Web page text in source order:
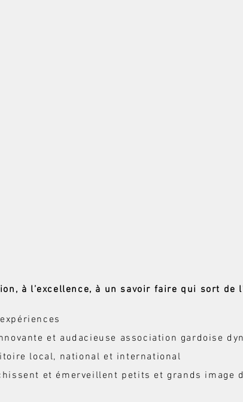
à l’excellence, à un savoir faire qui sort de
et audacieuse association gardoise
local, national et international
et émerveillent petits et grands image